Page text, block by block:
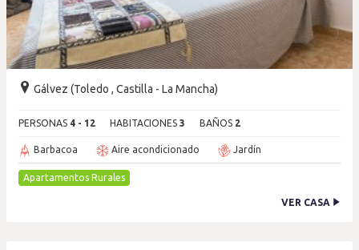
Gálvez (Toledo , Castilla - La Mancha)
PERSONAS 4 - 12 HABITACIONES 3 BAÑOS 2
Barbacoa Aire acondicionado Jardín
Apartamentos Rurales
VER CASA